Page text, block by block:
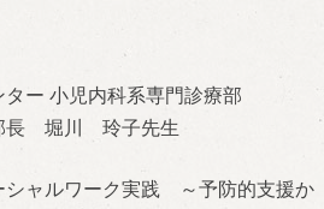
ー 小児内科系専門診療部
長 堀川 玲子先生
ャルワーク実践 ～予防的支援か